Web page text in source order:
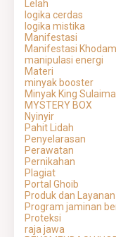
Lelah
logika cerdas
logika mistika
Manifestasi
Manifestasi Khodam
manipulasi energi
Materi
minyak booster
Minyak King
MYSTERY BOX
Nyinyir
Pahit Lidah
Penyelarasan
Perawatan
Pernikahan
Plagiat
Portal Ghoib
Produk dan Layanan
Program jaminan
Proteksi
raja jawa